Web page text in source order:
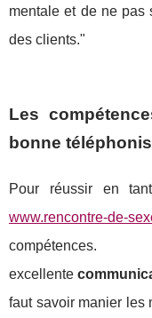
mentale et de ne pas
des clients."
Les
bonne
Pour réussir en
www.rencontre-de-
excellente
faut savoir manier les